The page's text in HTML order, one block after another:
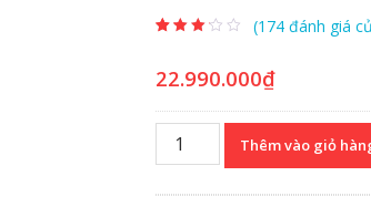
trên đánh
giá
(174đánh giá
22.990.000₫
Bếp
Thêm vào giỏ